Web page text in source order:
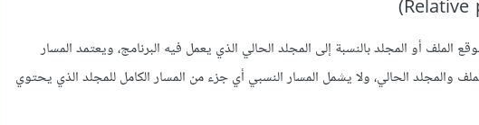
الملف أو المجلد بالنسبة إلى المجلد الحالي الذي يعمل فيه البرنامج، ويعتمد المسار
والمجلد الحالي، ولا يشمل المسار النسبي أي جزء من المسار الكامل للمجلد الذي يحتوي